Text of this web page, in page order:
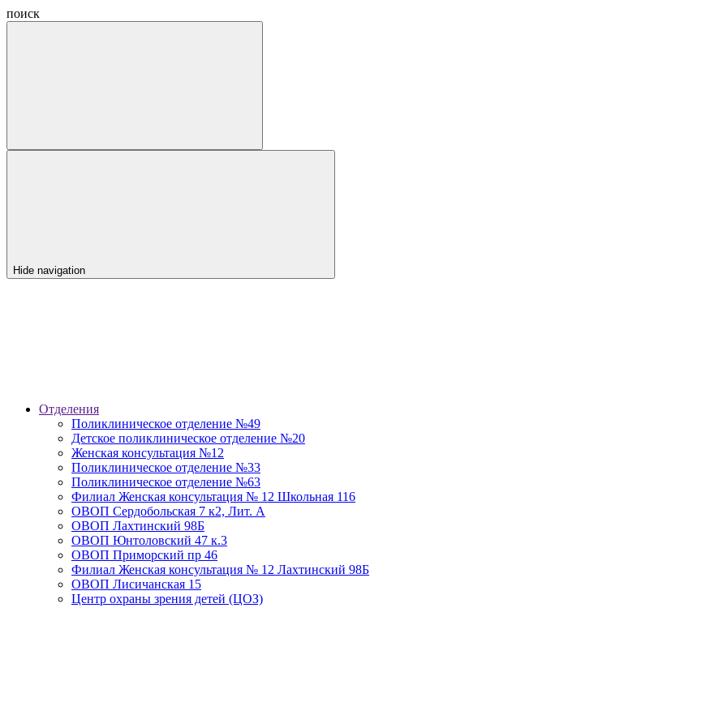
поиск
Hide navigation
Отделения
Поликлиническое отделение №49
Детское поликлиническое отделение №20
Женская консультация №12
Поликлиническое отделение №33
Поликлиническое отделение №63
Филиал Женская консультация № 12 Школьная 116
ОВОП Сердобольская 7 к2, Лит. А
ОВОП Лахтинский 98Б
ОВОП Юнтоловский 47 к.3
ОВОП Приморский пр 46
Филиал Женская консультация № 12 Лахтинский 98Б
ОВОП Лисичанская 15
Центр охраны зрения детей (ЦОЗ)